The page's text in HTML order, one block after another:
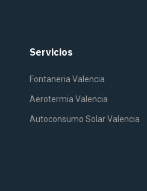
Servicios
Fontaneria Valencia
Aerotermia Valencia
Autoconsumo Solar Valencia